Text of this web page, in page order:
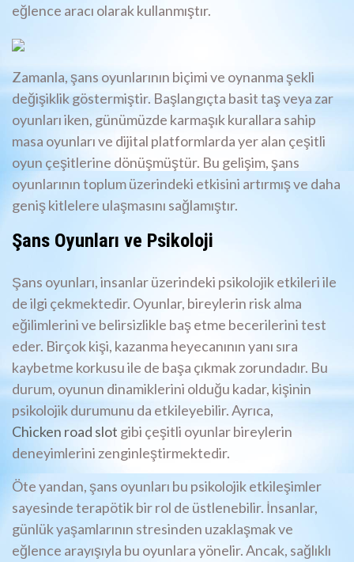
eğlence aracı olarak kullanmıştır.
Zamanla, şans oyunlarının biçimi ve oynanma şekli
değişiklik göstermiştir. Başlangıçta basit taş veya zar
oyunları iken, günümüzde karmaşık kurallara sahip
masa oyunları ve dijital platformlarda yer alan çeşitli
oyun çeşitlerine dönüşmüştür. Bu gelişim, şans
oyunlarının toplum üzerindeki etkisini artırmış ve daha
geniş kitlelere ulaşmasını sağlamıştır.
Şans Oyunları ve Psikoloji
Şans oyunları, insanlar üzerindeki psikolojik etkileri ile
de ilgi çekmektedir. Oyunlar, bireylerin risk alma
eğilimlerini ve belirsizlikle baş etme becerilerini test
eder. Birçok kişi, kazanma heyecanının yanı sıra
kaybetme korkusu ile de başa çıkmak zorundadır. Bu
durum, oyunun dinamiklerini olduğu kadar, kişinin
psikolojik durumunu da etkileyebilir. Ayrıca,
Chicken road slot gibi çeşitli oyunlar bireylerin
deneyimlerini zenginleştirmektedir.
Öte yandan, şans oyunları bu psikolojik etkileşimler
sayesinde terapötik bir rol de üstlenebilir. İnsanlar,
günlük yaşamlarının stresinden uzaklaşmak ve
eğlence arayışıyla bu oyunlara yönelir. Ancak, sağlıklı